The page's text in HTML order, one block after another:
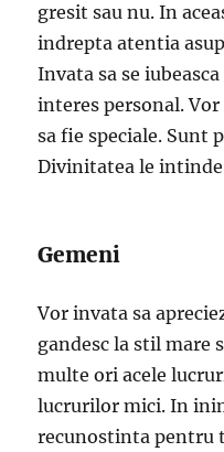
gresit sau nu. In
indrepta atentia
Invata sa se
interes personal. Vor
sa fie speciale. Sunt
Divinitatea le
Gemeni
Vor invata sa
gandesc la stil mare
multe ori acele
lucrurilor mici. In
recunostinta pentru